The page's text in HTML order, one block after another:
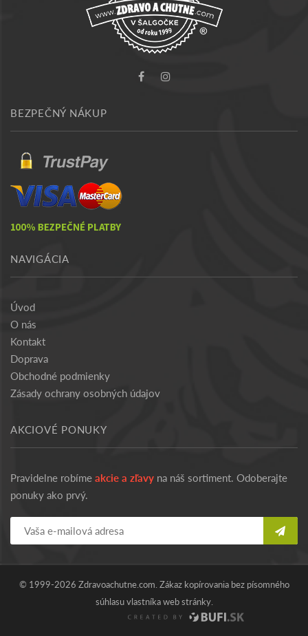
BEZPEČNÝ NÁKUP
NAVIGÁCIA
Úvod
O nás
Kontakt
Doprava
Obchodné podmienky
Zásady ochrany osobných údajov
AKCIOVÉ PONUKY
Pravidelne robímeakcie a zľavy na náš sortiment. Odoberajte
ponuky ako prvý.
© 1999-2026 Zdravoachutne.com. Zákaz kopírovania bez písomného
súhlasu vlastníka web stránky.